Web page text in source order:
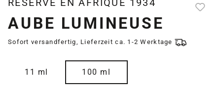
RÉSERVE EN AFRIQUE 1934
AUBE LUMINEUSE
Sofort versandfertig, Lieferzeit ca. 1-2 Werktage
11 ml 100 ml